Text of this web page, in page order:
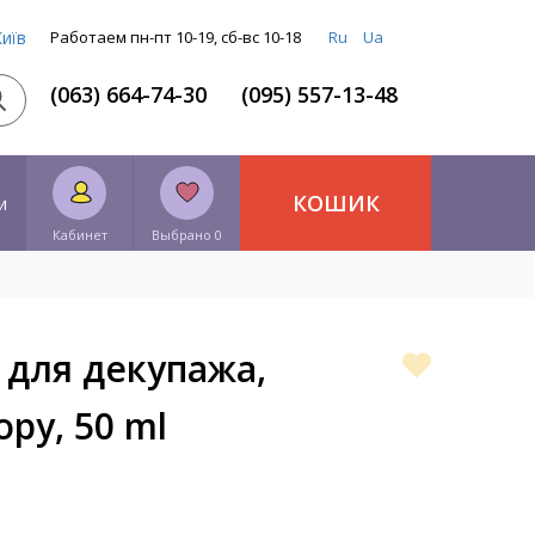
Работаем пн-пт 10-19, сб-вс 10-18 Ru Ua
(063) 664-74-30 (095) 557-13-48
Кабинет Выбрано 0
КОШИК
декупажа,
50 ml